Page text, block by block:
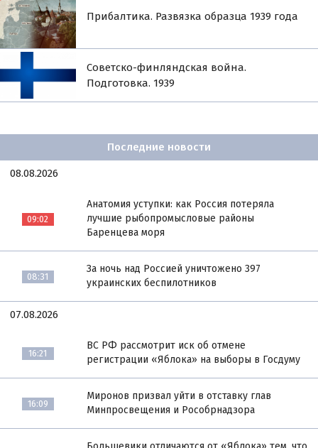
Прибалтика. Развязка образца 1939 года
Советско-финляндская война.
Подготовка. 1939
Последние новости
08.08.2026
09:02
Анатомия уступки: как Россия потеряла
лучшие рыбопромысловые районы
Баренцева моря
08:31
За ночь над Россией уничтожено 397
украинских беспилотников
07.08.2026
16:21
ВС РФ рассмотрит иск об отмене
регистрации «Яблока» на выборы в Госдуму
16:09
Миронов призвал уйти в отставку глав
Минпросвещения и Рособрнадзора